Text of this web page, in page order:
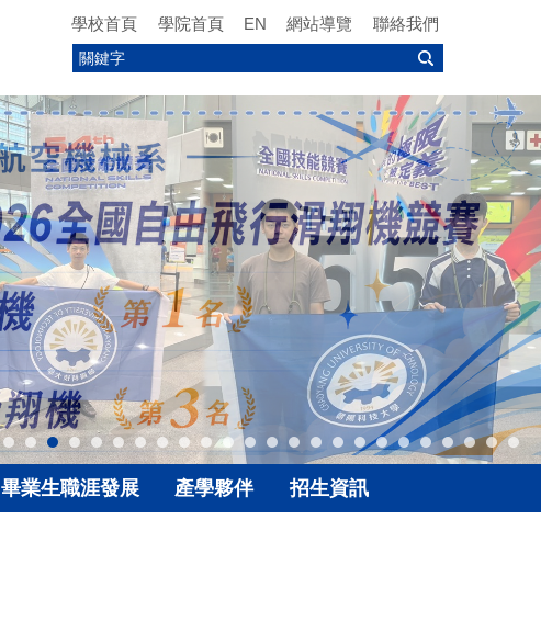
學校首頁 學院首頁 EN 網站導覽 聯絡我們
畢業生職涯發展 產學夥伴 招生資訊